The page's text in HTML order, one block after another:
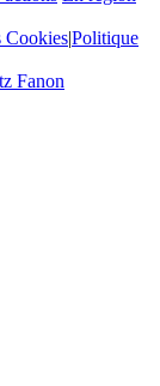
Cookies|Politique
Fanon